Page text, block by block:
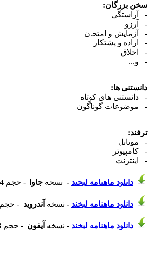
سخن بزرگان:
- آراستگی
- آرزو
- آزمایش و امتحان
- اراده و پشتکار
- اخلاق
- و...
دانستنی ها:
- دانستنی های کوتاه
- موضوعات گوناگون
ترفند:
- موبایل
- کامپیوتر
- اینترنت
دانلود ماهنامه لبخند - نسخه جاوا - حجم 1.4 مگابایت
دانلود ماهنامه لبخند - نسخه آندروید - حجم 1.4 مگابایت
دانلود ماهنامه لبخند - نسخه آیفون - حجم 458 کیلوبایت